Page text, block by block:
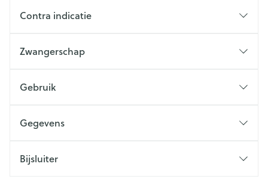
Contra indicatie
Zwangerschap
Gebruik
Gegevens
Bijsluiter